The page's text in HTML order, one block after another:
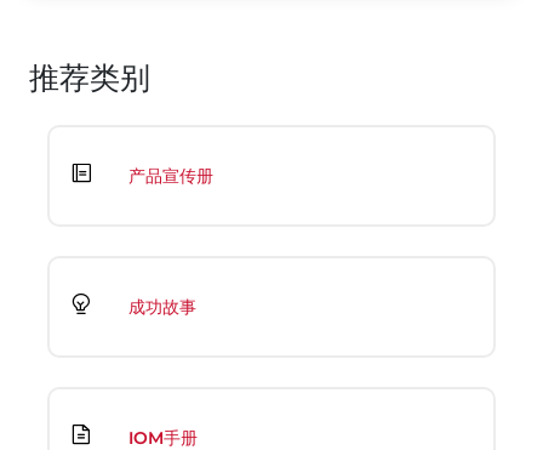
推荐类别
产品宣传册
成功故事
IOM手册